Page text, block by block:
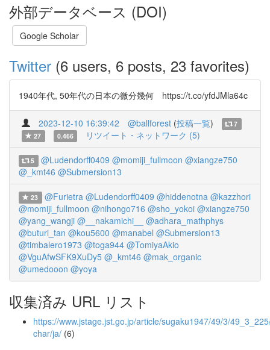
外部データベース (DOI)
Google Scholar
Twitter (6 users, 6 posts, 23 favorites)
1940年代, 50年代の日本の微分幾何 https://t.co/yfdJMla64c
2023-12-10 16:39:42 @ballforest (投稿一覧)
7
27
0.466 リツイート・ネットワーク (5)
5 @Ludendorff0409 @momiji_fullmoon @xiangze750
@_kmt46 @Submersion13
23 @Furietra @Ludendorff0409 @hiddenotna @kazzhori
@momiji_fullmoon @nihongo716 @sho_yokoi @xiangze750
@yang_wangji @__nakamichi__
@adhara_mathphys
@buturi_tan @kou5600 @manabel @Submersion13
@timbalero1973 @toga944 @TomiyaAkio
@VguAfwSFK9XuDy5 @_kmt46 @mak_organic
@umedooon @yoya
収集済み URL リスト
https://www.jstage.jst.go.jp/article/sugaku1947/49/3/
char/ja/ (6)